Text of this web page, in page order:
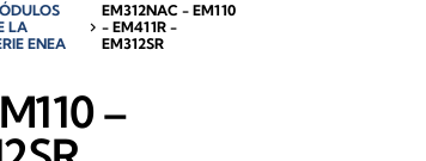
LA
ENEA
chevron_right
EM312NAC - EM110
- EM411R -
EM312SR
–